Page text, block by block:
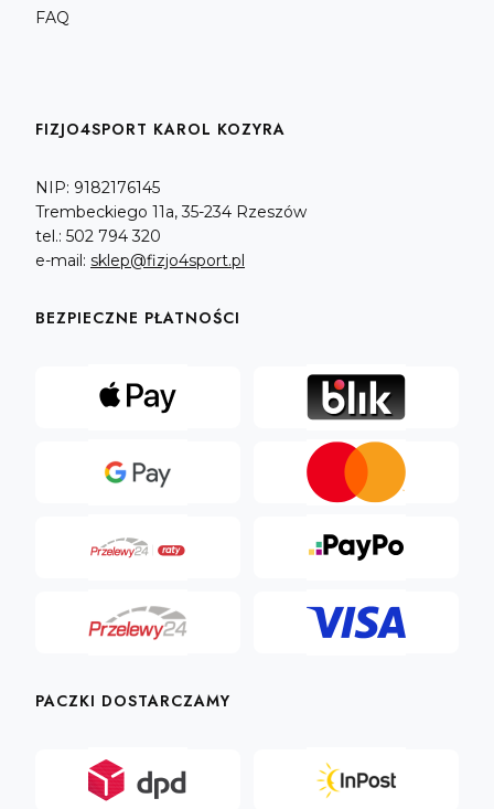
FAQ
FIZJO4SPORT KAROL KOZYRA
NIP: 9182176145
Trembeckiego 11a, 35-234 Rzeszów
tel.: 502 794 320
e-mail: sklep@fizjo4sport.pl
BEZPIECZNE PŁATNOŚCI
PACZKI DOSTARCZAMY